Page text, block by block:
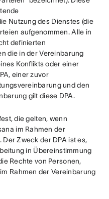
Nutzung des Dienstes (die
aufgenommen. Alle in
definierten
die in der Vereinbarung
Konflikts oder einer
einer zuvor
und den
gilt diese DPA.
die gelten, wenn
im Rahmen der
Zweck der DPA ist es,
in Übereinstimmung
Rechte von Personen,
Rahmen der Vereinbarung